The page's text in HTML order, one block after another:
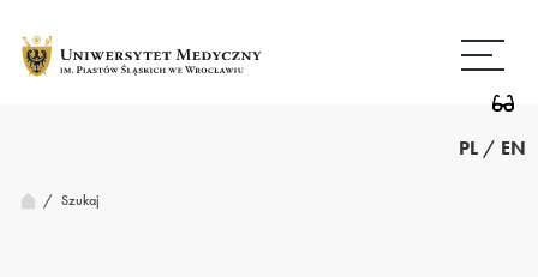
treści
strony
PL / EN
/ Szukaj
Ostatnia